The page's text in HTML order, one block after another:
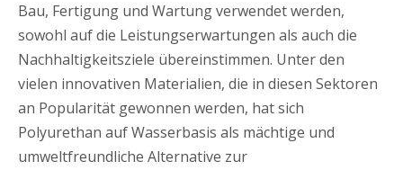
Bau, Fertigung und Wartung verwendet werden,
sowohl auf die Leistungserwartungen als auch die
Nachhaltigkeitsziele übereinstimmen. Unter den
vielen innovativen Materialien, die in diesen Sektoren
an Popularität gewonnen werden, hat sich
Polyurethan auf Wasserbasis als mächtige und
umweltfreundliche Alternative zur